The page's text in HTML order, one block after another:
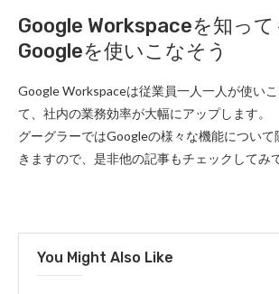
Google Workspaceを知って
Googleを使いこなそう
Google Workspaceは従業員一人一人が使い
て、社内の業務効率が大幅にアップします。
グーグラーではGoogleの様々な機能につい
きますので、是非他の記事もチェックしてみ
You Might Also Like